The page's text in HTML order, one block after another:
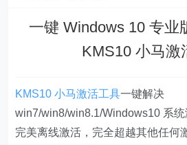
一键 Windows 10 专业
KMS10 小马激
KMS10 小马激活工具一键解决
win7/win8/win8.1/Windows10 系统
完美离线激活，完全超越其他任何